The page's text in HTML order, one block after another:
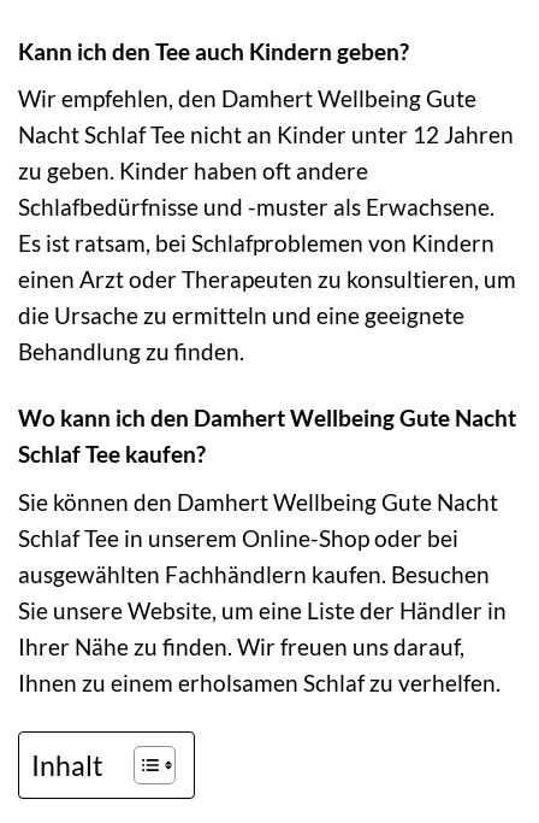
Kann ich den Tee auch Kindern geben?
Wir empfehlen, den Damhert Wellbeing Gute
Nacht Schlaf Tee nicht an Kinder unter 12 Jahren
zu geben. Kinder haben oft andere
Schlafbedürfnisse und -muster als Erwachsene.
Es ist ratsam, bei Schlafproblemen von Kindern
einen Arzt oder Therapeuten zu konsultieren, um
die Ursache zu ermitteln und eine geeignete
Behandlung zu finden.
Wo kann ich den Damhert Wellbeing Gute Nacht
Schlaf Tee kaufen?
Sie können den Damhert Wellbeing Gute Nacht
Schlaf Tee in unserem Online-Shop oder bei
ausgewählten Fachhändlern kaufen. Besuchen
Sie unsere Website, um eine Liste der Händler in
Ihrer Nähe zu finden. Wir freuen uns darauf,
Ihnen zu einem erholsamen Schlaf zu verhelfen.
Inhalt